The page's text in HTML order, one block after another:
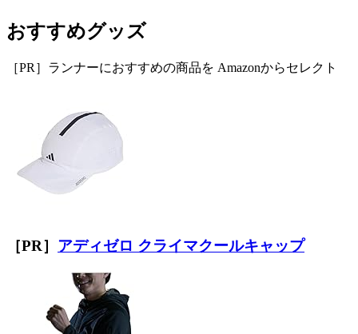
おすすめグッズ
［PR］ランナーにおすすめの商品を Amazonからセレクト
［PR］ アディゼロ クライマクールキャップ